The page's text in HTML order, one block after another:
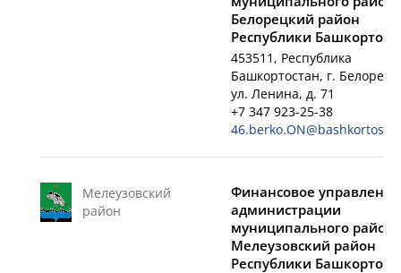
Белорецкий район
Республики
453511, Республика
Башкортостан, г. Белорецк,
ул. Ленина, д. 71
+7 347 923-25-38
Мелеузовский
район
Финансовое управление
администрации
муниципального
Мелеузовский район
Республики